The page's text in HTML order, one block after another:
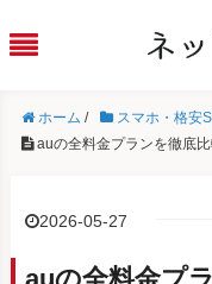
ホーム / スマホ・格安
auの全料金プランを徹底
2026-05-27